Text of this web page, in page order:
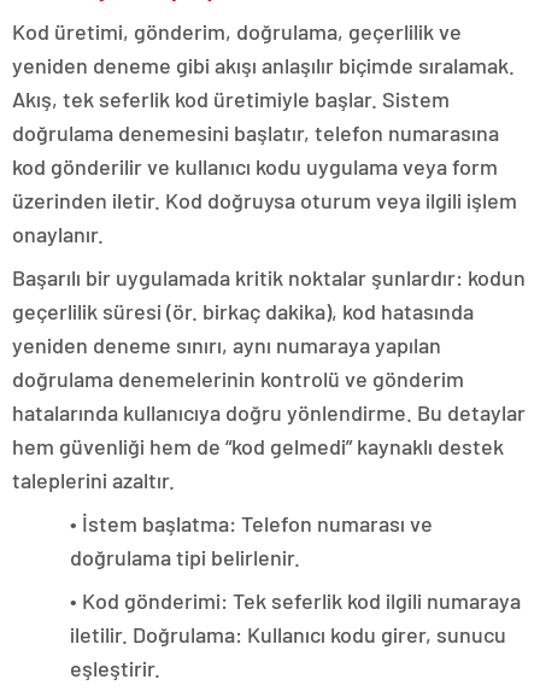
Kod üretimi, gönderim, doğrulama, geçerlilik ve
yeniden deneme gibi akışı anlaşılır biçimde sıralamak.
Akış, tek seferlik kod üretimiyle başlar. Sistem
doğrulama denemesini başlatır, telefon numarasına
kod gönderilir ve kullanıcı kodu uygulama veya form
üzerinden iletir. Kod doğruysa oturum veya ilgili işlem
onaylanır.
Başarılı bir uygulamada kritik noktalar şunlardır: kodun
geçerlilik süresi (ör. birkaç dakika), kod hatasında
yeniden deneme sınırı, aynı numaraya yapılan
doğrulama denemelerinin kontrolü ve gönderim
hatalarında kullanıcıya doğru yönlendirme. Bu detaylar
hem güvenliği hem de “kod gelmedi” kaynaklı destek
taleplerini azaltır.
• İstem başlatma: Telefon numarası ve
doğrulama tipi belirlenir.
• Kod gönderimi: Tek seferlik kod ilgili numaraya
iletilir. Doğrulama: Kullanıcı kodu girer, sunucu
eşleştirir.